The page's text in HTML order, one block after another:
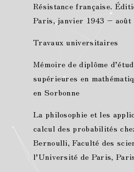
Résistance française.
Paris, janvier 1943 – août
Travaux universitaires
Mémoire de diplôme
supérieures en
en Sorbonne
La philosophie et les
calcul des probabilités
Bernoulli, Faculté des
l’Université de Paris,